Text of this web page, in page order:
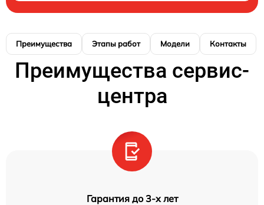
Преимущества Этапы работ Модели Контакты
Преимущества сервис-
центра
Гарантия до 3-х лет